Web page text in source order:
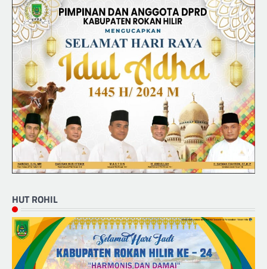
HUT ROHIL